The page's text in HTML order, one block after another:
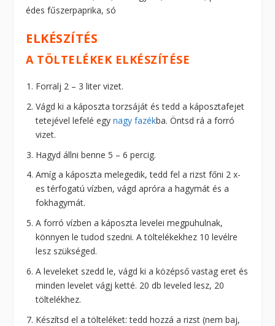
édes fűszerpaprika, só
ELKÉSZÍTÉS
A TÖLTELÉKEK ELKÉSZÍTÉSE
Forralj 2 – 3 liter vizet.
Vágd ki a káposzta torzsáját és tedd a káposztafejet
tetejével lefelé egynagy fazékba. Öntsd rá a forró
vizet.
Hagyd állni benne 5 – 6 percig.
Amíg a káposzta melegedik, tedd fel a rizst főni 2 x-
es térfogatú vízben, vágd apróra a hagymát és a
fokhagymát.
A forró vízben a káposzta levelei megpuhulnak,
könnyen le tudod szedni. A töltelékekhez 10 levélre
lesz szükséged.
A leveleket szedd le, vágd ki a középső vastag eret és
minden levelet vágj ketté. 20 db leveled lesz, 20
töltelékhez.
Készítsd el a tölteléket: tedd hozzá a rizst (nem baj,